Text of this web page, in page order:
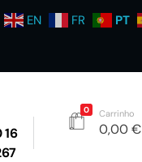
EN FR PT
16
0 Carrinho
0,00€